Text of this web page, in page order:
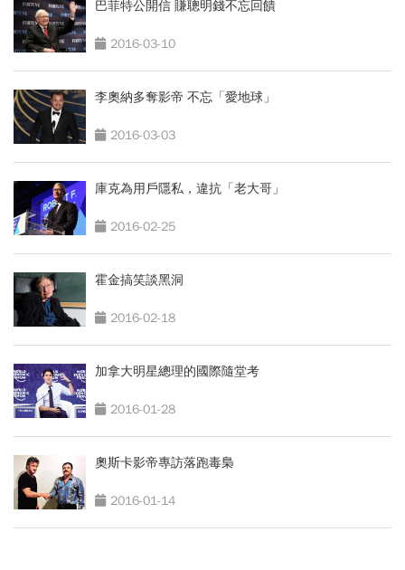
巴菲特公開信 賺聰明錢不忘回饋
2016-03-10
李奧納多奪影帝 不忘「愛地球」
2016-03-03
庫克為用戶隱私，違抗「老大哥」
2016-02-25
霍金搞笑談黑洞
2016-02-18
加拿大明星總理的國際隨堂考
2016-01-28
奧斯卡影帝專訪落跑毒梟
2016-01-14